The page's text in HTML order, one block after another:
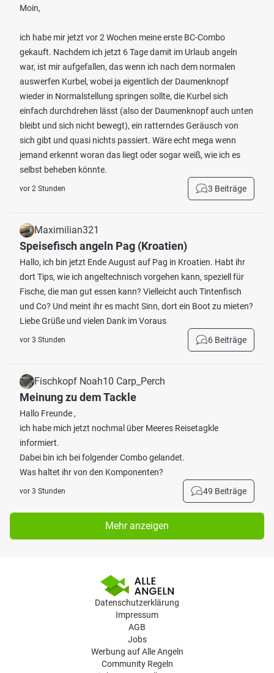
Moin,
ich habe mir jetzt vor 2 Wochen meine erste BC-Combo
gekauft. Nachdem ich jetzt 6 Tage damit im Urlaub angeln
war, ist mir aufgefallen, das wenn ich nach dem normalen
auswerfen Kurbel, wobei ja eigentlich der Daumenknopf
wieder in Normalstellung springen sollte, die Kurbel sich
einfach durchdrehen lässt (also der Daumenknopf auch unten
bleibt und sich nicht bewegt), ein ratterndes Geräusch von
sich gibt und quasi nichts passiert. Wäre echt mega wenn
jemand erkennt woran das liegt oder sogar weiß, wie ich es
selbst beheben könnte.
vor 2 Stunden 3 Beiträge
Maximilian321
Speisefisch angeln Pag (Kroatien)
Hallo, ich bin jetzt Ende August auf Pag in Kroatien. Habt ihr
dort Tips, wie ich angeltechnisch vorgehen kann, speziell für
Fische, die man gut essen kann? Vielleicht auch Tintenfisch
und Co? Und meint ihr es macht Sinn, dort ein Boot zu mieten?
Liebe Grüße und vielen Dank im Voraus
vor 3 Stunden 6 Beiträge
Fischkopf Noah10 Carp_Perch
Meinung zu dem Tackle
Hallo Freunde ,
ich habe mich jetzt nochmal über Meeres Reisetagkle
informiert.
Dabei bin ich bei folgender Combo gelandet.
Was haltet ihr von den Komponenten?
vor 3 Stunden 49 Beiträge
Mehr anzeigen
Datenschutzerklärung
Impressum
AGB
Jobs
Werbung auf Alle Angeln
Community Regeln